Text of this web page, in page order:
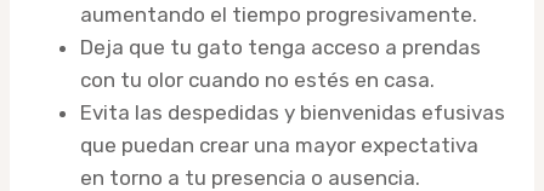
aumentando el tiempo progresivamente.
Deja que tu gato tenga acceso a prendas
con tu olor cuando no estés en casa.
Evita las despedidas y bienvenidas efusivas
que puedan crear una mayor expectativa
en torno a tu presencia o ausencia.